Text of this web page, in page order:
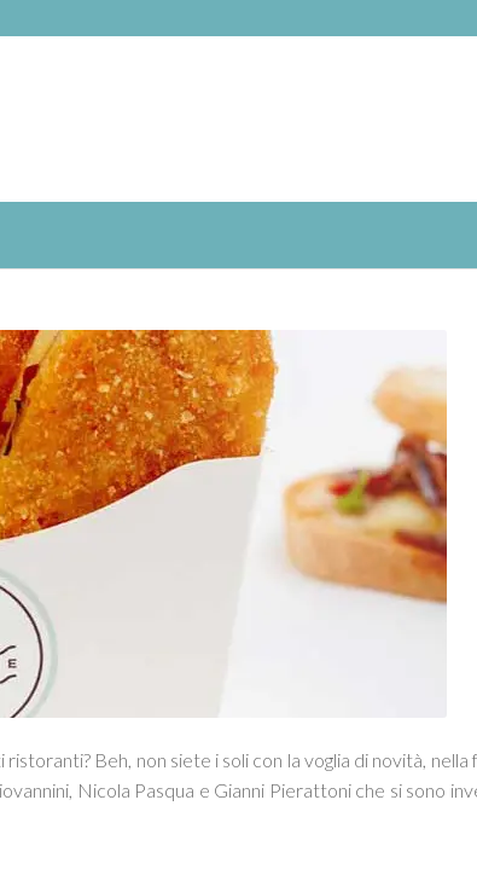
Beh, non siete i soli con la voglia di novità, nella
Nicola Pasqua e Gianni Pierattoni che si sono